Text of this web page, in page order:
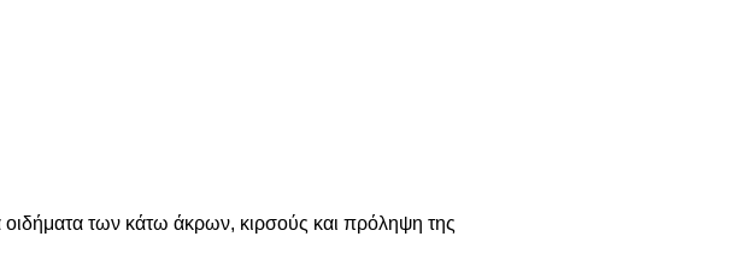
οιδήματα των κάτω άκρων, κιρσούς και πρόληψη της